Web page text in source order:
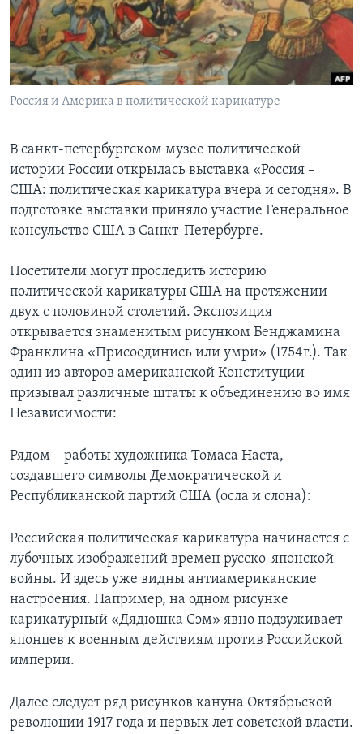
Learning English
СОЦИАЛЬНЫЕ СЕТИ
Языки
Россия и Америка в политической карикатуре
В санкт-петербургском музее политической
истории России открылась выставка «Россия –
США: политическая карикатура вчера и сегодня». В
подготовке выставки приняло участие Генеральное
консульство США в Санкт-Петербурге.
Посетители могут проследить историю
политической карикатуры США на протяжении
двух с половиной столетий. Экспозиция
открывается знаменитым рисунком Бенджамина
Франклина «Присоединись или умри» (1754г.). Так
один из авторов американской Конституции
призывал различные штаты к объединению во имя
Независимости:
Рядом – работы художника Томаса Наста,
создавшего символы Демократической и
Республиканской партий США (осла и слона):
Российская политическая карикатура начинается с
лубочных изображений времен русско-японской
войны. И здесь уже видны антиамериканские
настроения. Например, на одном рисунке
карикатурный «Дядюшка Сэм» явно подзуживает
японцев к военным действиям против Российской
империи.
Далее следует ряд рисунков кануна Октябрьской
революции 1917 года и первых лет советской власти.